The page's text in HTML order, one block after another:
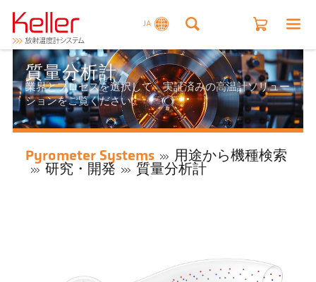
JA
質量分析計
業界とプロセスを選択して、実証済みの高温計ソリュー
ションをご覧ください。
Pyrometer Systems
用途から機種検索
研究・開発
質量分析計